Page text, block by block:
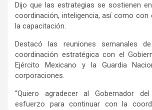
Dijo que las estrategias se sostienen
coordinación, inteligencia, así como con
la capacitación.
Destacó las reuniones semanales
coordinación estratégica con el
Ejército Mexicano y la Guardia
corporaciones.
“Quiero agradecer al Gobernador
esfuerzo para continuar con la